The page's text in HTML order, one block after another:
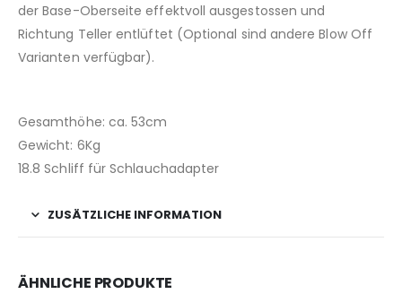
der Base-Oberseite effektvoll ausgestossen und
Richtung Teller entlüftet (Optional sind andere Blow Off
Varianten verfügbar).
Gesamthöhe: ca. 53cm
Gewicht: 6Kg
18.8 Schliff für Schlauchadapter
ZUSÄTZLICHE INFORMATION
ÄHNLICHE PRODUKTE